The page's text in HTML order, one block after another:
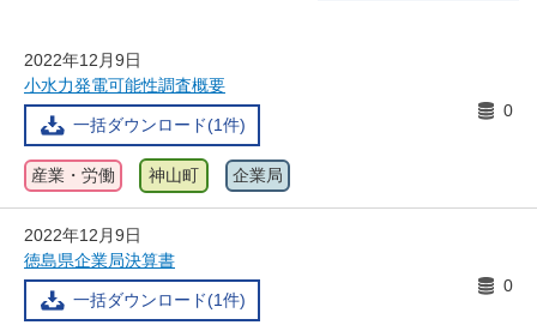
2022年12月9日
小水力発電可能性調査概要
一括ダウンロード(1件)
0
産業・労働 神山町 企業局
2022年12月9日
徳島県企業局決算書
一括ダウンロード(1件)
0